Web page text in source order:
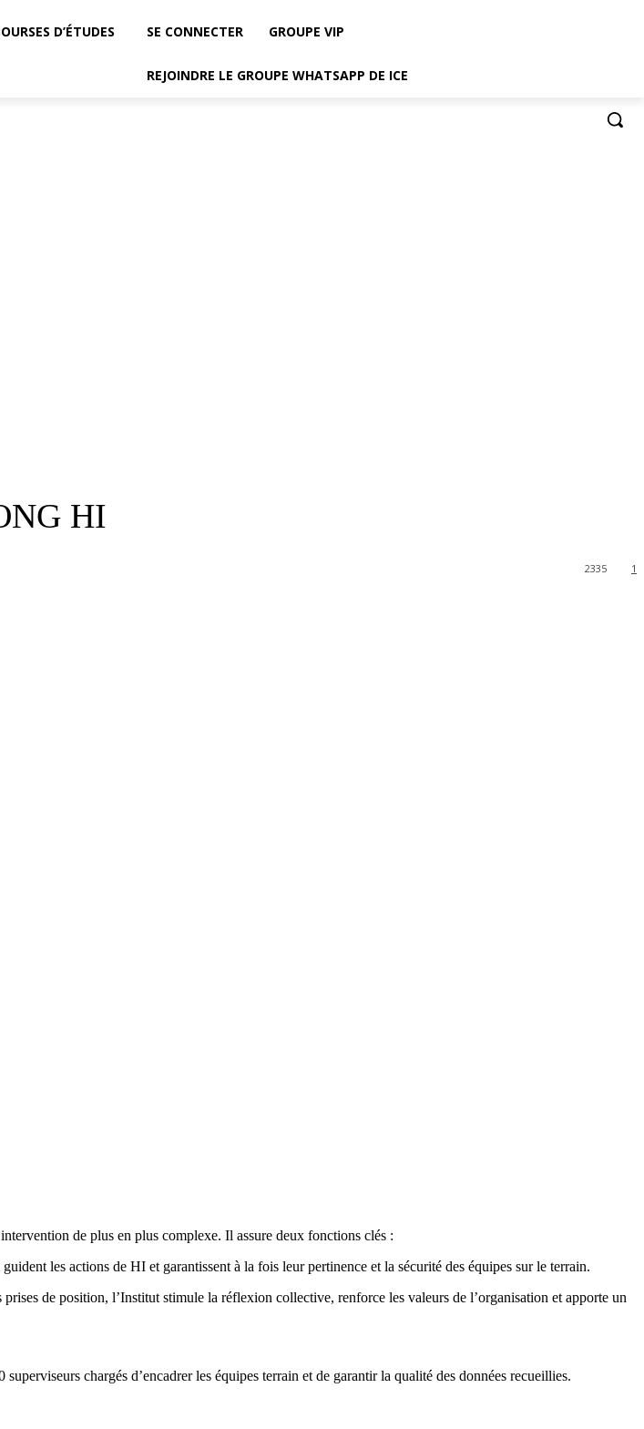
D’ÉTUDES SE CONNECTER GROUPE VIP
REJOINDRE LE GROUPE WHATSAPP DE ICE
HI
1
2335
de plus en plus complexe. Il assure deux fonctions clés :
les actions de HI et garantissent à la fois leur pertinence et la sécurité des équipes sur le terrain.
de position, l’Institut stimule la réflexion collective, renforce les valeurs de l’organisation et apporte un
superviseurs chargés d’encadrer les équipes terrain et de garantir la qualité des données recueillies.